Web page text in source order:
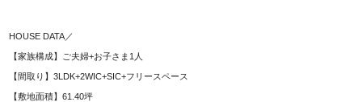
HOUSE DATA／
【家族構成】ご夫婦+お子さま1人
【間取り】3LDK+2WIC+SIC+フリースペース
【敷地面積】61.40坪